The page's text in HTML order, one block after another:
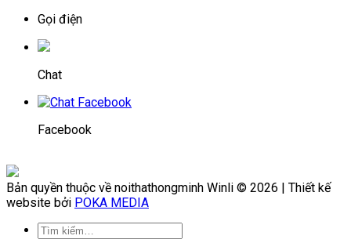
Gọi điện
Chat
Facebook
Bản quyền thuộc về noithathongminh Winli © 2026 | Thiết kế
website bởi POKA MEDIA